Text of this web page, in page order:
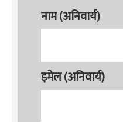
नाम (अनिवार्य)
इमेल (अनिवार्य)